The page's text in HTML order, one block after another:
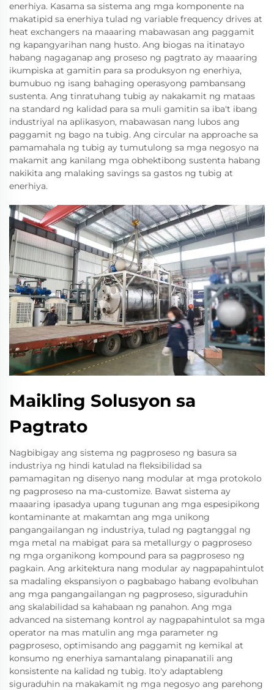
enerhiya. Kasama sa sistema ang mga komponente na
makatipid sa enerhiya tulad ng variable frequency drives at
heat exchangers na maaaring mabawasan ang paggamit
ng kapangyarihan nang husto. Ang biogas na itinatayo
habang nagaganap ang proseso ng pagtrato ay maaaring
ikumpiska at gamitin para sa produksyon ng enerhiya,
bumubuo ng isang bahaging operasyong pambansang
sustenta. Ang tinratuhang tubig ay nakakamit ng mataas
na standard ng kalidad para sa muli gamitin sa iba't ibang
industriyal na aplikasyon, mabawasan nang lubos ang
paggamit ng bago na tubig. Ang circular na approache sa
pamamahala ng tubig ay tumutulong sa mga negosyo na
makamit ang kanilang mga obhektibong sustenta habang
nakikita ang malaking savings sa gastos ng tubig at
enerhiya.
Maikling Solusyon sa
Pagtrato
Nagbibigay ang sistema ng pagproseso ng basura sa
industriya ng hindi katulad na fleksibilidad sa
pamamagitan ng disenyo nang modular at mga protokolo
ng pagproseso na ma-customize. Bawat sistema ay
maaaring ipasadya upang tugunan ang mga espesipikong
kontaminante at makamtan ang mga unikong
pangangailangan ng industriya, tulad ng pagtanggal ng
mga metal na mabigat para sa metallurgy o pagproseso
ng mga organikong kompound para sa pagproseso ng
pagkain. Ang arkitektura nang modular ay nagpapahintulot
sa madaling ekspansiyon o pagbabago habang evolbuhan
ang mga pangangailangan ng pagproseso, siguraduhin
ang skalabilidad sa kahabaan ng panahon. Ang mga
advanced na sistemang kontrol ay nagpapahintulot sa mga
operator na mas matulin ang mga parameter ng
pagproseso, optimisando ang paggamit ng kemikal at
konsumo ng enerhiya samantalang pinapanatili ang
konsistente na kalidad ng tubig. Ito'y adaptableng
siguraduhin na makakamit ng mga negosyo ang parehong